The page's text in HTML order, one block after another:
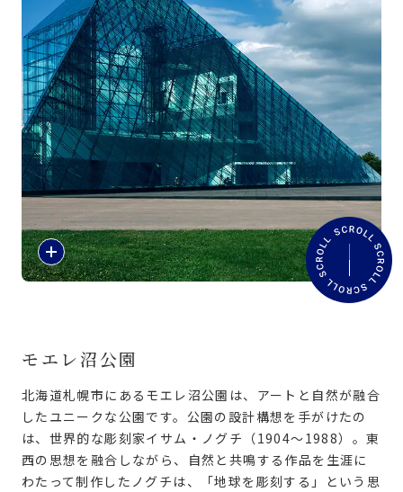
旅のアイデア
行き先
旅のお役立ち情報
ANA サービス
閉じる
紹
介
文
を
モエレ沼公園
北海道札幌市にあるモエレ沼公園は、アートと自然が融合
したユニークな公園です。公園の設計構想を手がけたの
は、世界的な彫刻家イサム・ノグチ（1904〜1988）。東
西の思想を融合しながら、自然と共鳴する作品を生涯に
わたって制作したノグチは、「地球を彫刻する」という思